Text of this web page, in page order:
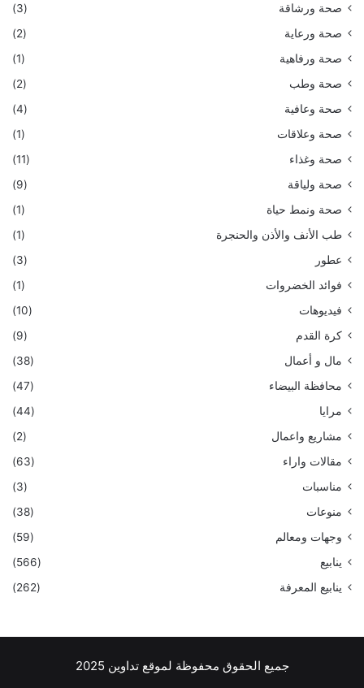
صحة ورشاقة
(3)
صحة ورعاية
(2)
صحة ورفاهية
(1)
صحة وطب
(2)
صحة وعافية
(4)
صحة وعلاقات
(1)
صحة وغذاء
(11)
صحة ولياقة
(9)
صحة ونمط حياة
(1)
طب الأنف والأذن والحنجرة
(1)
عطور
(3)
فوائد الخضروات
(1)
فيديوهات
(10)
كرة القدم
(9)
مال و أعمال
(38)
محافظة البيضاء
(47)
مرايا
(44)
مشاريع واعمال
(2)
مقالات واراء
(63)
مناسبات
(3)
منوعات
(38)
وجهات ومعالم
(59)
ينابيع
(566)
ينابيع المعرفة
(262)
جميع الحقوق محفوظة لموقع تداوين 2025